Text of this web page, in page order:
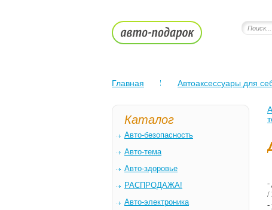
Главная Автоаксессуары для
Каталог
Авто-безопасность
Авто-тема
Авто-здоровье
РАСПРОДАЖА!
Авто-электроника
-
/
-